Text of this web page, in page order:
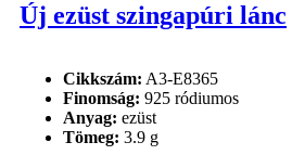
Új ezüst szingapúri lánc
Cikkszám: A3-E8365
Finomság: 925 ródiumos
Anyag: ezüst
Tömeg: 3.9 g